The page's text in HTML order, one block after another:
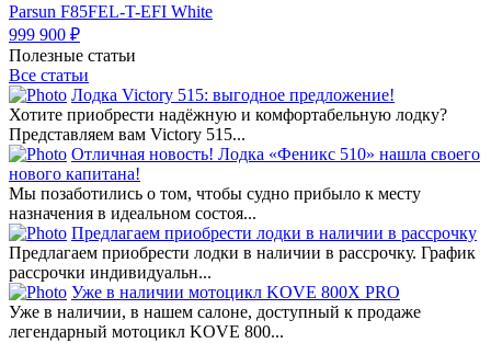
Parsun F85FEL-T-EFI White
999 900 ₽
Полезные статьи
Все статьи
Лодка Victory 515: выгодное предложение!
Хотите приобрести надёжную и комфортабельную лодку?
Представляем вам Victory 515...
Отличная новость! Лодка «Феникс 510» нашла своего
нового капитана!
Мы позаботились о том, чтобы судно прибыло к месту
назначения в идеальном состоя...
Предлагаем приобрести лодки в наличии в рассрочку
Предлагаем приобрести лодки в наличии в рассрочку. График
рассрочки индивидуальн...
Уже в наличии мотоцикл KOVE 800X PRO
Уже в наличии, в нашем салоне, доступный к продаже
легендарный мотоцикл KOVE 800...